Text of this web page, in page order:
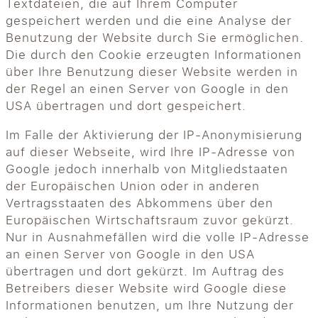
gespeichert werden und die eine Analyse der
Benutzung der Website durch Sie ermöglichen.
Die durch den Cookie erzeugten Informationen
über Ihre Benutzung dieser Website werden in
der Regel an einen Server von Google in den
USA übertragen und dort gespeichert.
Im Falle der Aktivierung der IP-Anonymisierung
auf dieser Webseite, wird Ihre IP-Adresse von
Google jedoch innerhalb von Mitgliedstaaten
der Europäischen Union oder in anderen
Vertragsstaaten des Abkommens über den
Europäischen Wirtschaftsraum zuvor gekürzt.
Nur in Ausnahmefällen wird die volle IP-Adresse
an einen Server von Google in den USA
übertragen und dort gekürzt. Im Auftrag des
Betreibers dieser Website wird Google diese
Informationen benutzen, um Ihre Nutzung der